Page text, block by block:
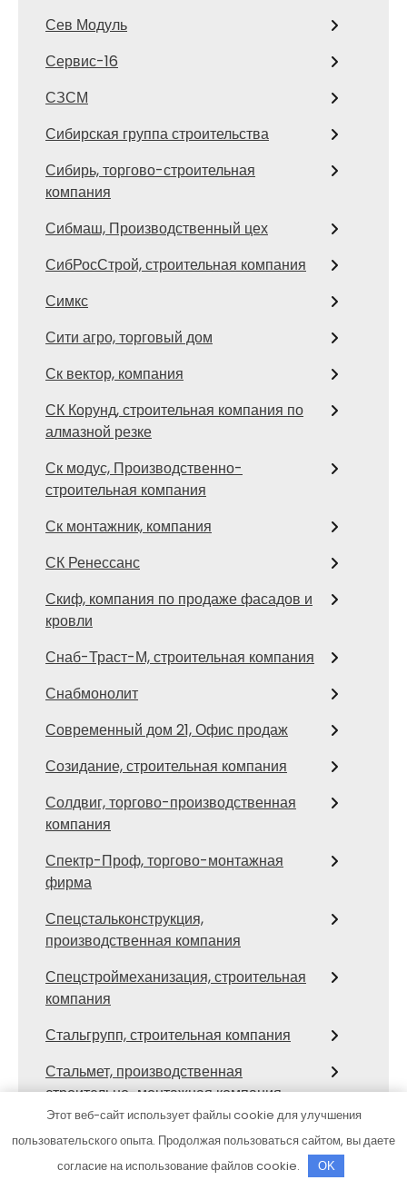
Сев Модуль
Сервис-16
СЗСМ
Сибирская группа строительства
Сибирь, торгово-строительная
компания
Сибмаш, Производственный цех
СибРосСтрой, строительная компания
Симкс
Сити агро, торговый дом
Ск вектор, компания
СК Корунд, строительная компания по
алмазной резке
Ск модус, Производственно-
строительная компания
Ск монтажник, компания
СК Ренессанс
Скиф, компания по продаже фасадов и
кровли
Снаб-Траст-М, строительная компания
Снабмонолит
Современный дом 21, Офис продаж
Созидание, строительная компания
Солдвиг, торгово-производственная
компания
Спектр-Проф, торгово-монтажная
фирма
Спецстальконструкция,
производственная компания
Спецстроймеханизация, строительная
компания
Стальгрупп, строительная компания
Стальмет, производственная
строительно-монтажная компания
СТК, строительная компания
Этот веб-сайт использует файлы cookie для улучшения
пользовательского опыта. Продолжая пользоваться сайтом, вы даете
согласие на использование файлов cookie.
OK